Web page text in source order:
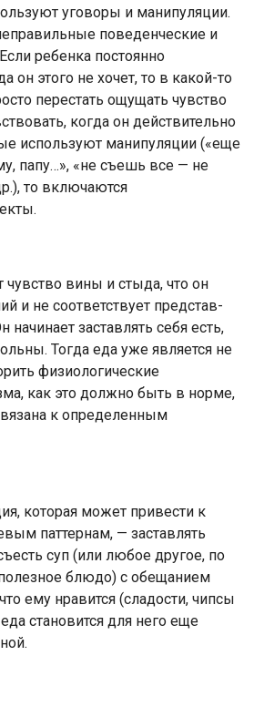
угово­ры и манипуляции.
поведенческие и
ребенка постоянно
он этого не хочет, то в какой-то
перестать ощу­щать чувство
когда он действительно
используют манипуляции («еще
папу…», «не съешь все — не
то вклю­чаются
чувство вины и стыда, что он
и не соответствует представ­
начинает за­ставлять себя есть,
Тогда еда уже является не
физио­логические
как это должно быть в норме,
к опреде­ленным
которая может привести к
паттернам, — заставлять
суп (или любое другое, по
блюдо) с обещани­ем
ему нра­вится (сладости, чипсы
становится для него еще